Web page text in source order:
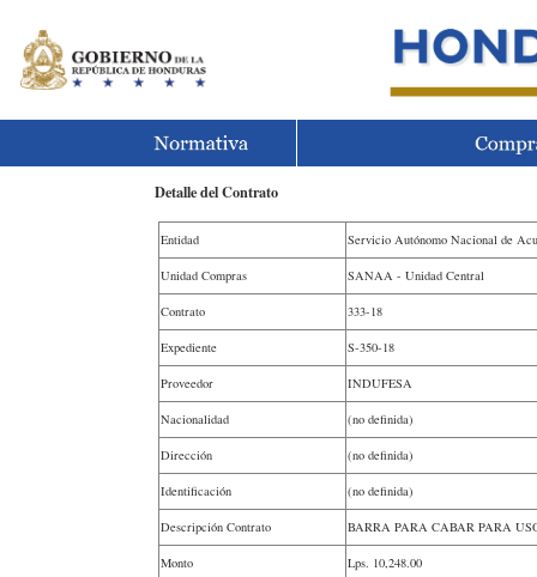
Detalle del Contrato
Entidad Servicio Autónomo Nacional de
Unidad Compras SANAA - Unidad Central
Contrato 333-18
Expediente S-350-18
Proveedor INDUFESA
Nacionalidad (no definida)
Dirección (no definida)
Identificación (no definida)
Descripción Contrato BARRA PARA CABAR PARA
Monto Lps. 10,248.00